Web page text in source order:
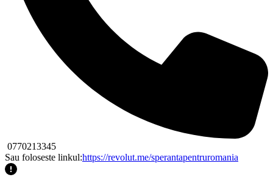
0770213345
Sau foloseste linkul:https://revolut.me/sperantapentruromania